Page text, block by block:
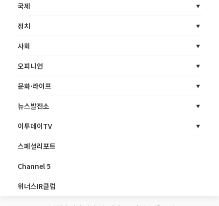
국제
정치
사회
오피니언
문화·라이프
뉴스발전소
이투데이TV
스페셜리포트
Channel 5
위너스IR클럽